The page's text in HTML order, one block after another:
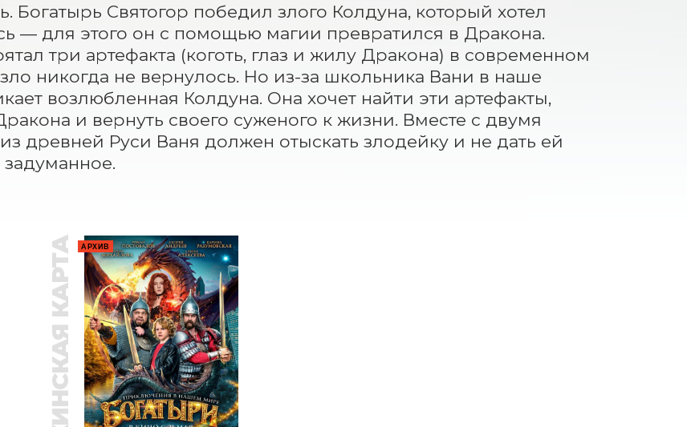
Богатырь Святогор победил злого Колдуна, который хотел
— для этого он с помощью магии превратился в Дракона.
три артефакта (коготь, глаз и жилу Дракона) в современном
никогда не вернулось. Но из-за школьника Вани в наше
возлюбленная Колдуна. Она хочет найти эти артефакты,
и вернуть своего суженого к жизни. Вместе с двумя
древней Руси Ваня должен отыскать злодейку и не дать ей
ПУШКИНСКАЯ КАРТА АРХИВ